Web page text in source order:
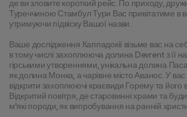
де ви зловите короткий рейс. По приходу,
Туреччиною Стамбул Тури Вас привітатиме в
утримуючи підвіску Вашої назви.
Ваше дослідження Каппадокії візьме вас на
в тому числі захоплююча долина Devrent з її
гірськими утвореннями, унікальна долина
як долина Монка, а чарівне місто Аванос. У
відкрити захоплюючі краєвиди Горему та його
Відкритий повітря, де старовинні храми та
м'які породи, як випробування на ранній